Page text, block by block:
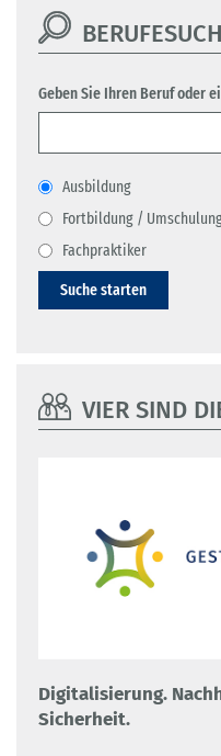
Geben Sie Ihren Beruf oder
Ausbildung
Fortbildung /
Fachpraktiker
Suche starten
VIER SIND
Digitalisierung.
Sicherheit.